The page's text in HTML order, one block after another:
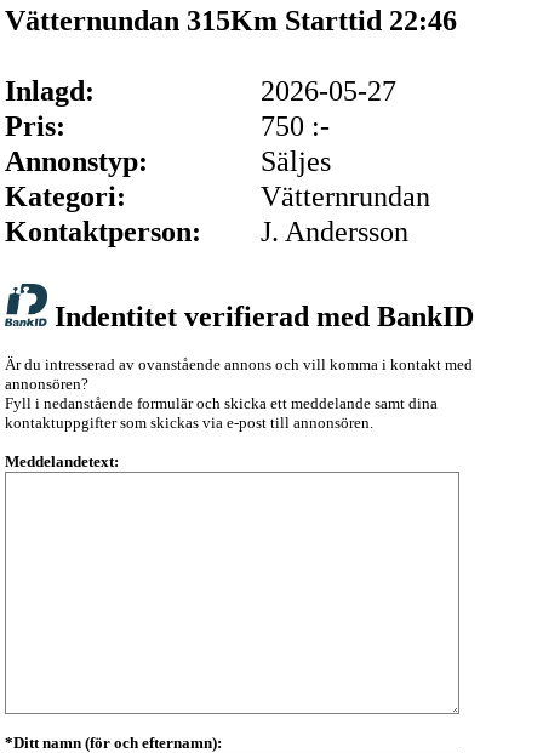
Vätternundan 315Km Starttid 22:46
Inlagd:
2026-05-27
Pris:
750 :-
Annonstyp:
Säljes
Kategori:
Vätternrundan
Kontaktperson:
J. Andersson
Indentitet verifierad med BankID
Är du intresserad av ovanstående annons och vill komma i kontakt med
annonsören?
Fyll i nedanstående formulär och skicka ett meddelande samt dina
kontaktuppgifter som skickas via e-post till annonsören.
Meddelandetext:
*Ditt namn (för och efternamn):